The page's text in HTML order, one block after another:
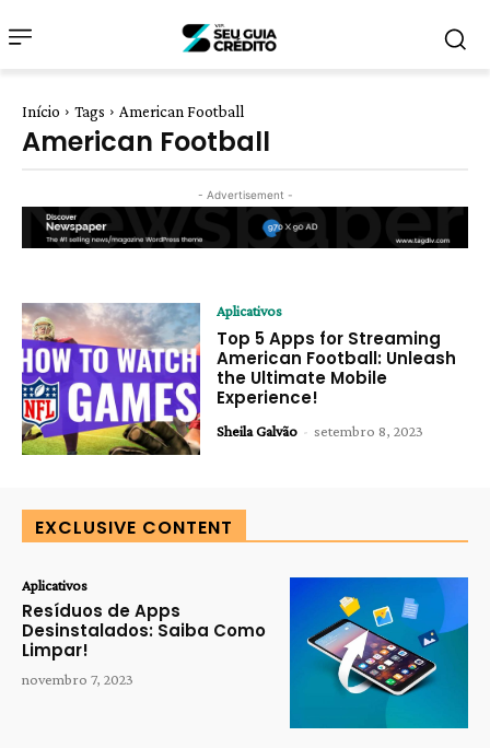
Início Tags American Football
American Football
- Advertisement -
Aplicativos
Top 5 Apps for Streaming
American Football: Unleash
the Ultimate Mobile
Experience!
Sheila Galvão - setembro 8, 2023
EXCLUSIVE CONTENT
Aplicativos
Resíduos de Apps
Desinstalados: Saiba Como
Limpar!
novembro 7, 2023